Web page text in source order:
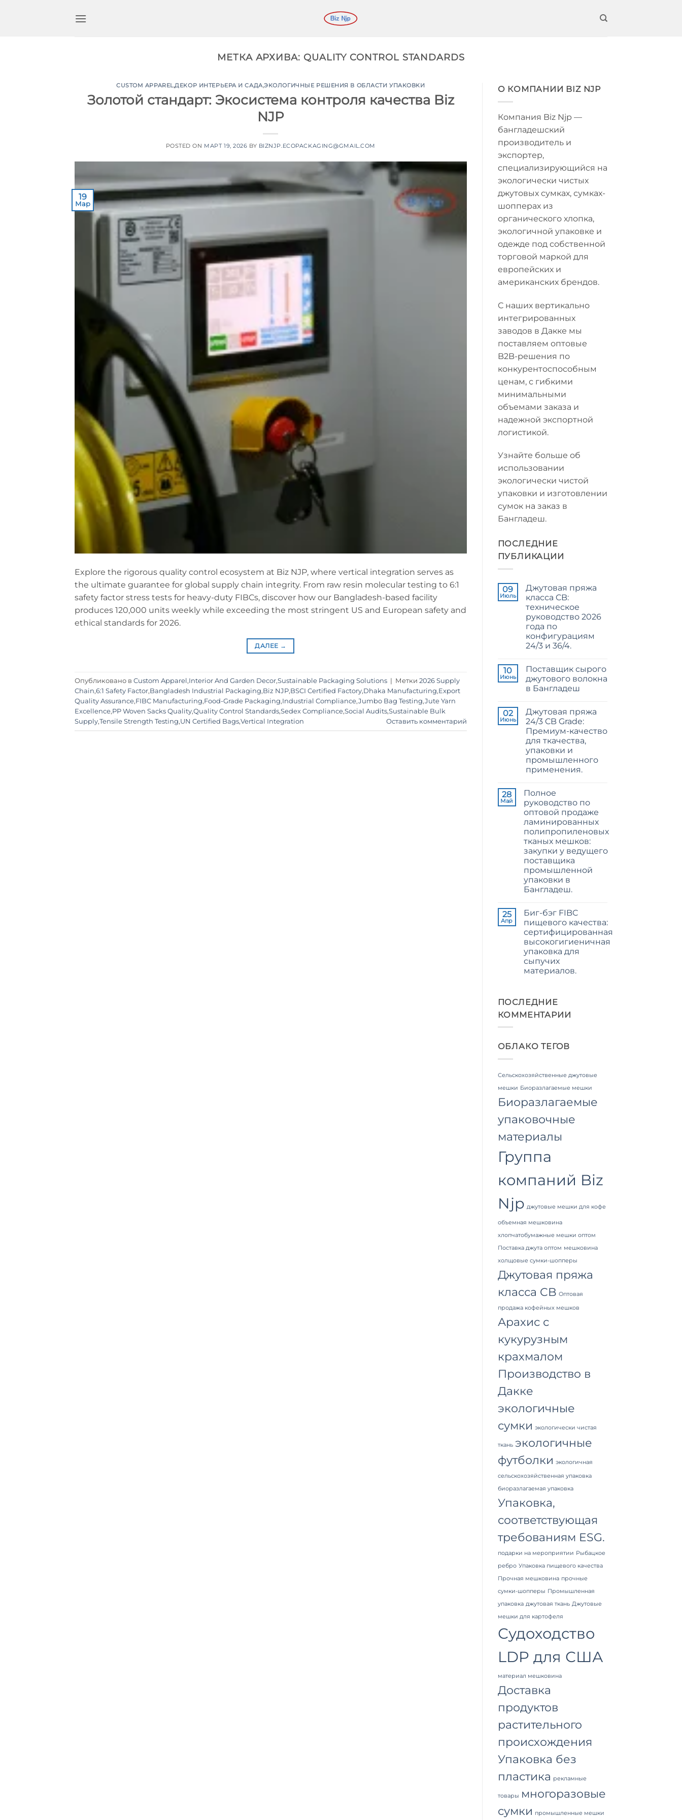
МЕТКА АРХИВА: QUALITY CONTROL STANDARDS
CUSTOM APPAREL,ДЕКОР ИНТЕРЬЕРА И САДА,ЭКОЛОГИЧНЫЕ РЕШЕНИЯ В ОБЛАСТИ УПАКОВКИ
Золотой стандарт: Экосистема контроля качества Biz
NJP
POSTED ON МАРТ 19, 2026 BY BIZNJP.ECOPACKAGING@GMAIL.COM
19
Мар
Explore the rigorous quality control ecosystem at Biz NJP, where vertical integration serves as
the ultimate guarantee for global supply chain integrity. From raw resin molecular testing to 6:1
safety factor stress tests for heavy-duty FIBCs, discover how our Bangladesh-based facility
produces 120,000 units weekly while exceeding the most stringent US and European safety and
ethical standards for 2026.
ДАЛЕЕ →
Опубликовано в Custom Apparel,Interior And Garden Decor,Sustainable Packaging Solutions | Метки 2026 Supply
Chain,6:1 Safety Factor,Bangladesh Industrial Packaging,Biz NJP,BSCI Certified Factory,Dhaka Manufacturing,Export
Quality Assurance,FIBC Manufacturing,Food-Grade Packaging,Industrial Compliance,Jumbo Bag Testing,Jute Yarn
Excellence,PP Woven Sacks Quality,Quality Control Standards,Sedex Compliance,Social Audits,Sustainable Bulk
Supply,Tensile Strength Testing,UN Certified Bags,Vertical Integration Оставить комментарий
О КОМПАНИИ BIZ NJP
Компания Biz Njp —
бангладешский
производитель и
экспортер,
специализирующийся на
экологически чистых
джутовых сумках, сумках-
шопперах из
органического хлопка,
экологичной упаковке и
одежде под собственной
торговой маркой для
европейских и
американских брендов.
С наших вертикально
интегрированных
заводов в Дакке мы
поставляем оптовые
B2B-решения по
конкурентоспособным
ценам, с гибкими
минимальными
объемами заказа и
надежной экспортной
логистикой.
Узнайте больше об
использовании
экологически чистой
упаковки и изготовлении
сумок на заказ в
Бангладеш.
ПОСЛЕДНИЕ
ПУБЛИКАЦИИ
09
Июль
Джутовая пряжа
класса CB:
техническое
руководство 2026
года по
конфигурациям
24/3 и 36/4.
записи
CB
Grade
Jute
Technical
2026
Guide
to
24/3
and
36/4
Configurations
10
Июнь
Поставщик сырого
джутового волокна
в Бангладеш
записи
Raw
Jute
Fibre
Supplier
Bangladesh
02
Июнь
Джутовая пряжа
24/3 CB Grade:
Премиум-качество
для ткачества,
упаковки и
промышленного
применения.
записи
24/3
CB
Grade
Jute
Yarn:
Premium
Quality
for
Weaving,
Packaging
and
Industrial
Applications
28
Май
Полное
руководство по
оптовой продаже
ламинированных
полипропиленовых
тканых мешков:
закупки у ведущего
поставщика
промышленной
упаковки в
Бангладеш.
записи
The
Ultimate
Guide
to
Laminated
PP
Woven
Bags
Wholesale:
Premier
Industrial
Packaging
Supplier
25
Апр
Биг-бэг FIBC
пищевого качества:
сертифицированная
высокогигиеничная
упаковка для
сыпучих
материалов.
Food
Grade
FIBC
Bag:
Bulk
ПОСЛЕДНИЕ
КОММЕНТАРИИ
ОБЛАКО ТЕГОВ
Сельскохозяйственные джутовые
мешки Биоразлагаемые мешки
Биоразлагаемые
упаковочные
материалы
Группа
компаний Biz
Njp джутовые мешки для кофе
объемная мешковина
хлопчатобумажные мешки оптом
Поставка джута оптом мешковина
холщовые сумки-шопперы
Джутовая пряжа
класса CB Оптовая
продажа кофейных мешков
Арахис с
кукурузным
крахмалом
Производство в
Дакке
экологичные
сумки экологически чистая
ткань экологичные
футболки экологичная
сельскохозяйственная упаковка
биоразлагаемая упаковка
Упаковка,
соответствующая
требованиям ESG.
подарки на мероприятии Рыбацкое
ребро Упаковка пищевого качества
Прочная мешковина прочные
сумки-шопперы Промышленная
упаковка джутовая ткань Джутовые
мешки для картофеля
Судоходство
LDP для США
материал мешковина
Доставка
продуктов
растительного
происхождения
Упаковка без
пластика рекламные
товары многоразовые
сумки промышленные мешки